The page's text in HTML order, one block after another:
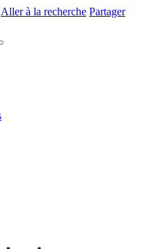
Aller à la recherche Partager